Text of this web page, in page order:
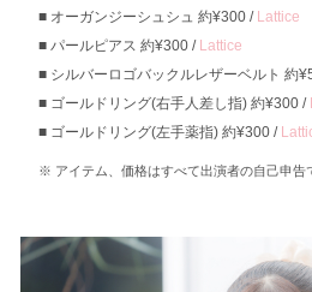
オーガンジーシュシュ 約¥300 / Lattice
パールピアス 約¥300 / Lattice
シルバーロゴバックルレザーベルト 約
ゴールドリング(右手人差し指) 約¥300 /
ゴールドリング(左手薬指) 約¥300 /
アイテム、価格はすべて出演者の自己申告